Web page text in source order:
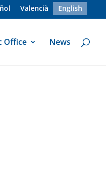
Valencià English
Office News